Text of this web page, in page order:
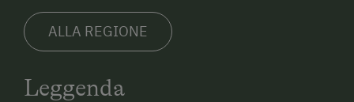
ALLA REGIONE
Leggenda